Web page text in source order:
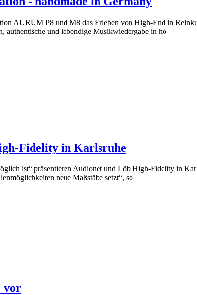
AURUM P8 und M8 das Erleben von High-End in
authentische und lebendige Musikwiedergabe in hö
Fidelity in Karlsruhe
ist“ präsentieren Audionet und Löb High-Fidelity in
neue Maßstäbe setzt“, so
vor